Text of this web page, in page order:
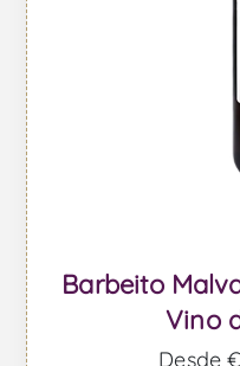
Barbeito
Vino
Desde